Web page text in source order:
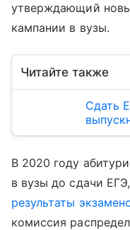
утверждающий
кампании в вузы.
Читайте также
Cдать
В 2020 году
в вузы до сдачи
результаты
комиссия